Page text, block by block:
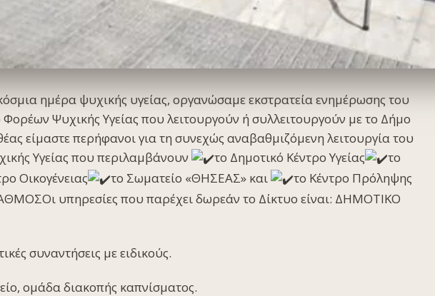
ημέρα ψυχικής υγείας, οργανώσαμε εκστρατεία ενημέρωσης του
Φορέων Ψυχικής Υγείας που λειτουργούν ή συλλειτουργούν με το Δήμο
είμαστε περήφανοι για τη συνεχώς αναβαθμιζόμενη λειτουργία του
Υγείας που περιλαμβάνουν
το Δημοτικό Κέντρο Υγείας
το
Οικογένειας
το Σωματείο «ΘΗΣΕΑΣ» και
το Κέντρο Πρόληψης
υπηρεσίες που παρέχει δωρεάν το Δίκτυο είναι: ΔΗΜΟΤΙΚΟ
συναντήσεις με ειδικούς.
ομάδα διακοπής καπνίσματος.